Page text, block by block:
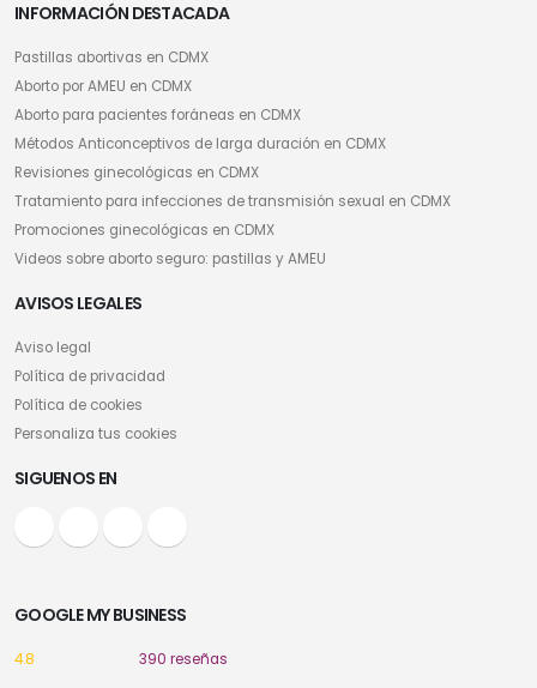
INFORMACIÓN DESTACADA
Pastillas abortivas en CDMX
Aborto por AMEU en CDMX
Aborto para pacientes foráneas en CDMX
Métodos Anticonceptivos de larga duración en CDMX
Revisiones ginecológicas en CDMX
Tratamiento para infecciones de transmisión sexual en CDMX
Promociones ginecológicas en CDMX
Videos sobre aborto seguro: pastillas y AMEU
AVISOS LEGALES
Aviso legal
Política de privacidad
Política de cookies
Personaliza tus cookies
SIGUENOS EN
GOOGLE MY BUSINESS
4.8 390 reseñas